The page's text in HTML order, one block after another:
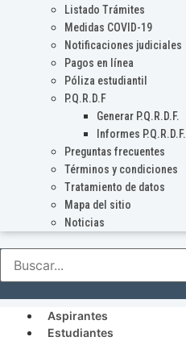
Listado Trámites
Medidas COVID-19
Notificaciones judiciales
Pagos en línea
Póliza estudiantil
P.Q.R.D.F
Generar P.Q.R.D.F.
Informes P.Q.R.D.F.
Preguntas frecuentes
Términos y condiciones
Tratamiento de datos
Mapa del sitio
Noticias
Aspirantes
Estudiantes